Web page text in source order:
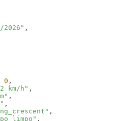
2026"
0
km/h"
limpo"